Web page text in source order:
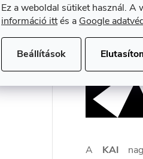
Ez a weboldal sütiket használ. A
információ ittés a Google
Beállítások
A KAI